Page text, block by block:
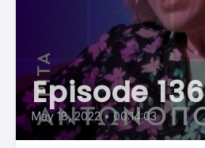
Episode 136
May 18, 2022 • 00:14:03